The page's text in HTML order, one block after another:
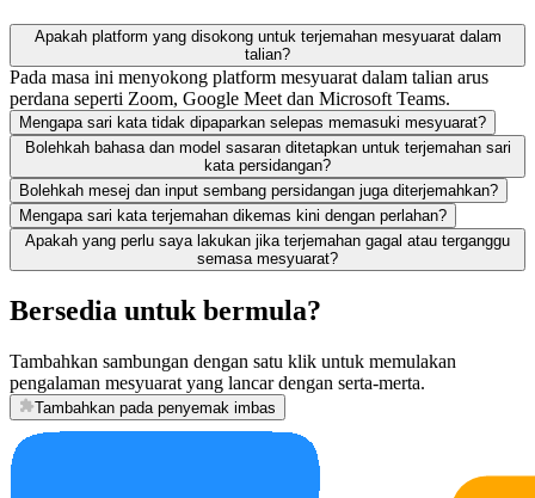
Apakah platform yang disokong untuk terjemahan mesyuarat dalam
talian?
Pada masa ini menyokong platform mesyuarat dalam talian arus
perdana seperti Zoom, Google Meet dan Microsoft Teams.
Mengapa sari kata tidak dipaparkan selepas memasuki mesyuarat?
Bolehkah bahasa dan model sasaran ditetapkan untuk terjemahan sari
kata persidangan?
Bolehkah mesej dan input sembang persidangan juga diterjemahkan?
Mengapa sari kata terjemahan dikemas kini dengan perlahan?
Apakah yang perlu saya lakukan jika terjemahan gagal atau terganggu
semasa mesyuarat?
Bersedia untuk bermula?
Tambahkan sambungan dengan satu klik untuk memulakan
pengalaman mesyuarat yang lancar dengan serta-merta.
Tambahkan pada penyemak imbas